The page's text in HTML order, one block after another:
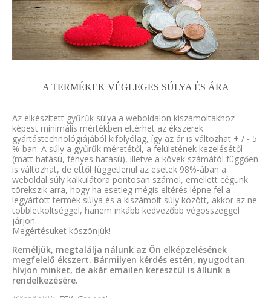
A TERMÉKEK VÉGLEGES SÚLYA ÉS ÁRA
Az elkészített gyűrűk súlya a weboldalon kiszámoltakhoz
képest minimális mértékben eltérhet az ékszerek
gyártástechnológiájából kifolyólag, így az ár is változhat + / - 5
%-ban. A súly a gyűrűk méretétől, a felületének kezelésétől
(matt hatású, fényes hatású), illetve a kövek számától függően
is változhat, de ettől függetlenül az esetek 98%-ában a
weboldal súly kalkulátora pontosan számol, emellett cégünk
törekszik arra, hogy ha esetleg mégis eltérés lépne fel a
legyártott termék súlya és a kiszámolt súly között, akkor az ne
többletköltséggel, hanem inkább kedvezőbb végösszeggel
járjon.
Megértésüket köszönjük!
Reméljük, megtalálja nálunk az Ön elképzelésének
megfelelő ékszert. Bármilyen kérdés estén, nyugodtan
hívjon minket, de akár emailen keresztül is állunk a
rendelkezésére.